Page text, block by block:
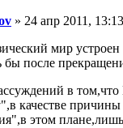
» 24 апр 2011, 13:13
мир
после
в
причины
этом